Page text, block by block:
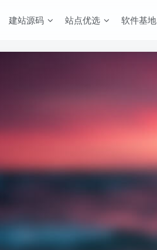
建站源码 站点优选 软件基地